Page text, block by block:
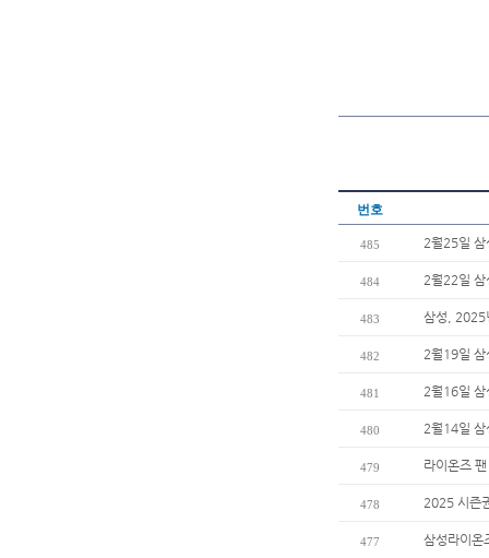
번호
485 2월25일 삼
484 2월22일 삼
483 삼성, 2025
482 2월19일 삼
481 2월16일 삼
480 2월14일 삼
479 라이온즈
478 2025 시즌
477 삼성라이온